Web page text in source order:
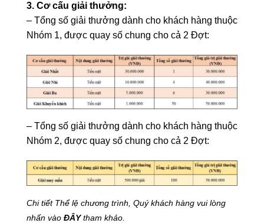
3. Cơ cấu giải thưởng:
– Tổng số giải thưởng dành cho khách hàng thuộc
Nhóm 1, được quay số chung cho cả 2 Đợt:
– Tổng số giải thưởng dành cho khách hàng thuộc
Nhóm 2, được quay số chung cho cả 2 Đợt:
Chi tiết Thể lệ chương trình, Quý khách hàng vui lòng
nhấn vào ĐÂYtham khảo.